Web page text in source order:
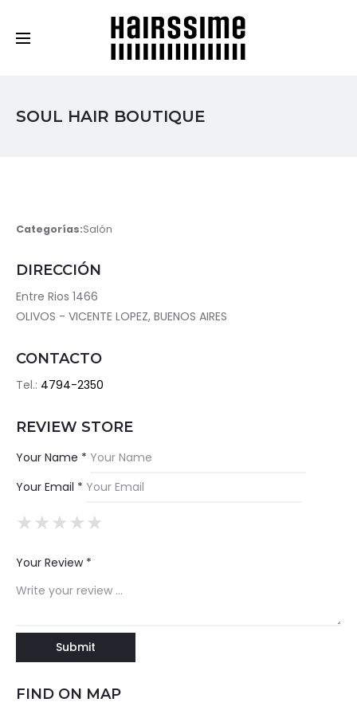
SOUL HAIR BOUTIQUE
Categorías:Salón
DIRECCIÓN
Entre Rios 1466
OLIVOS - VICENTE LOPEZ, BUENOS AIRES
CONTACTO
Tel.: 4794-2350
REVIEW STORE
Your Name *
Your Email *
★
★★
★★★
★★★★
★★★★★
Your Review *
FIND ON MAP